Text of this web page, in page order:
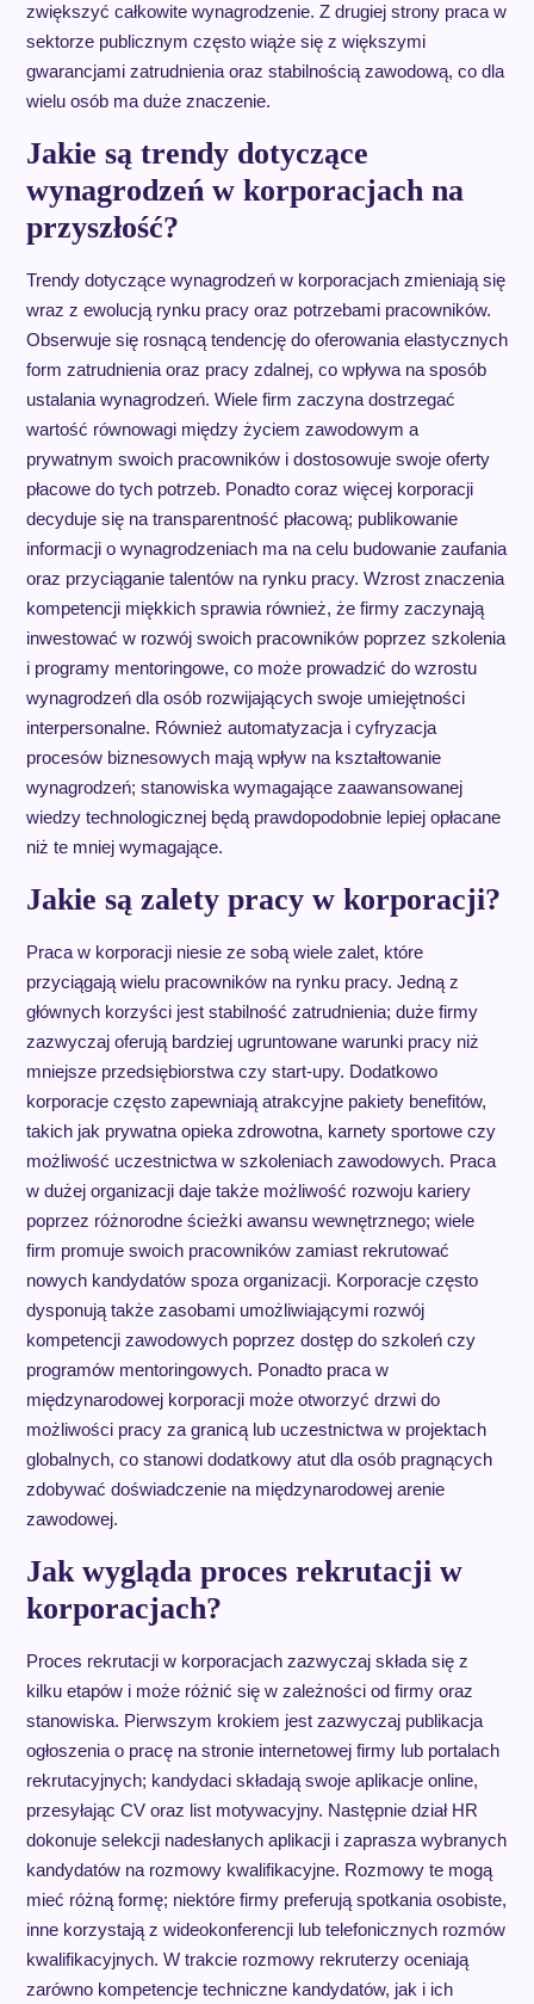
zwiększyć całkowite wynagrodzenie. Z drugiej strony praca w
sektorze publicznym często wiąże się z większymi
gwarancjami zatrudnienia oraz stabilnością zawodową, co dla
wielu osób ma duże znaczenie.
Jakie są trendy dotyczące
wynagrodzeń w korporacjach na
przyszłość?
Trendy dotyczące wynagrodzeń w korporacjach zmieniają się
wraz z ewolucją rynku pracy oraz potrzebami pracowników.
Obserwuje się rosnącą tendencję do oferowania elastycznych
form zatrudnienia oraz pracy zdalnej, co wpływa na sposób
ustalania wynagrodzeń. Wiele firm zaczyna dostrzegać
wartość równowagi między życiem zawodowym a
prywatnym swoich pracowników i dostosowuje swoje oferty
płacowe do tych potrzeb. Ponadto coraz więcej korporacji
decyduje się na transparentność płacową; publikowanie
informacji o wynagrodzeniach ma na celu budowanie zaufania
oraz przyciąganie talentów na rynku pracy. Wzrost znaczenia
kompetencji miękkich sprawia również, że firmy zaczynają
inwestować w rozwój swoich pracowników poprzez szkolenia
i programy mentoringowe, co może prowadzić do wzrostu
wynagrodzeń dla osób rozwijających swoje umiejętności
interpersonalne. Również automatyzacja i cyfryzacja
procesów biznesowych mają wpływ na kształtowanie
wynagrodzeń; stanowiska wymagające zaawansowanej
wiedzy technologicznej będą prawdopodobnie lepiej opłacane
niż te mniej wymagające.
Jakie są zalety pracy w korporacji?
Praca w korporacji niesie ze sobą wiele zalet, które
przyciągają wielu pracowników na rynku pracy. Jedną z
głównych korzyści jest stabilność zatrudnienia; duże firmy
zazwyczaj oferują bardziej ugruntowane warunki pracy niż
mniejsze przedsiębiorstwa czy start-upy. Dodatkowo
korporacje często zapewniają atrakcyjne pakiety benefitów,
takich jak prywatna opieka zdrowotna, karnety sportowe czy
możliwość uczestnictwa w szkoleniach zawodowych. Praca
w dużej organizacji daje także możliwość rozwoju kariery
poprzez różnorodne ścieżki awansu wewnętrznego; wiele
firm promuje swoich pracowników zamiast rekrutować
nowych kandydatów spoza organizacji. Korporacje często
dysponują także zasobami umożliwiającymi rozwój
kompetencji zawodowych poprzez dostęp do szkoleń czy
programów mentoringowych. Ponadto praca w
międzynarodowej korporacji może otworzyć drzwi do
możliwości pracy za granicą lub uczestnictwa w projektach
globalnych, co stanowi dodatkowy atut dla osób pragnących
zdobywać doświadczenie na międzynarodowej arenie
zawodowej.
Jak wygląda proces rekrutacji w
korporacjach?
Proces rekrutacji w korporacjach zazwyczaj składa się z
kilku etapów i może różnić się w zależności od firmy oraz
stanowiska. Pierwszym krokiem jest zazwyczaj publikacja
ogłoszenia o pracę na stronie internetowej firmy lub portalach
rekrutacyjnych; kandydaci składają swoje aplikacje online,
przesyłając CV oraz list motywacyjny. Następnie dział HR
dokonuje selekcji nadesłanych aplikacji i zaprasza wybranych
kandydatów na rozmowy kwalifikacyjne. Rozmowy te mogą
mieć różną formę; niektóre firmy preferują spotkania osobiste,
inne korzystają z wideokonferencji lub telefonicznych rozmów
kwalifikacyjnych. W trakcie rozmowy rekruterzy oceniają
zarówno kompetencje techniczne kandydatów, jak i ich